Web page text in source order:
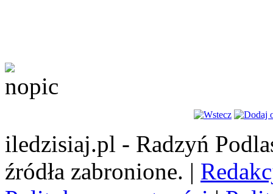
iledzisiaj.pl - Radzyń
źródła zabronione. |